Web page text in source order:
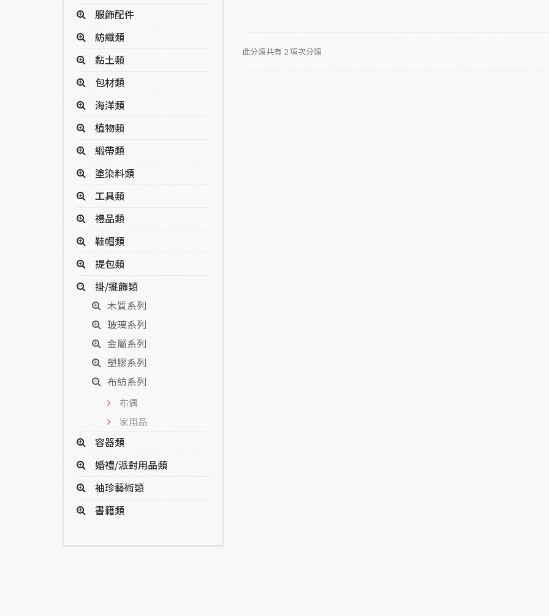
此分類共有 2 項次分類
服飾配件
紡織類
黏土類
包材類
海洋類
植物類
緞帶類
塗染料類
工具類
禮品類
鞋帽類
提包類
掛/擺飾類
木質系列
玻璃系列
金屬系列
塑膠系列
布紡系列
布偶
家用品
容器類
婚禮/派對用品類
袖珍藝術類
書籍類